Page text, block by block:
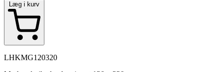
Læg i kurv
LHKMG120320